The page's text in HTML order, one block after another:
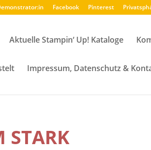
Facebook Pinterest
Aktuelle Stampin‘ Up! Kataloge
Impressum, Datenschutz &
STARK